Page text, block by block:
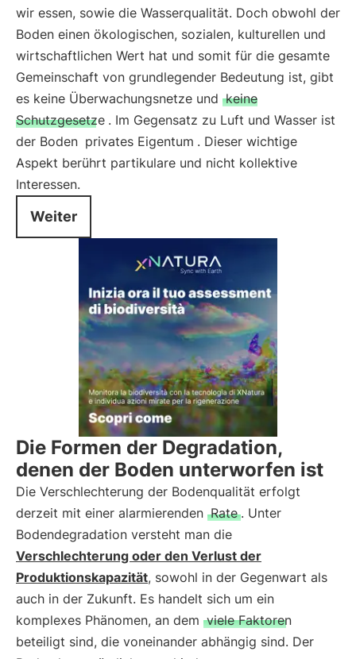
wir essen, sowie die Wasserqualität. Doch obwohl der
Boden einen ökologischen, sozialen, kulturellen und
wirtschaftlichen Wert hat und somit für die gesamte
Gemeinschaft von grundlegender Bedeutung ist, gibt
es keine Überwachungsnetze und keine
Schutzgesetze . Im Gegensatz zu Luft und Wasser ist
der Boden privates Eigentum . Dieser wichtige
Aspekt berührt partikulare und nicht kollektive
Interessen.
Weiter
Die Formen der Degradation,
denen der Boden unterworfen ist
Die Verschlechterung der Bodenqualität erfolgt
derzeit mit einer alarmierenden Rate . Unter
Bodendegradation versteht man die
Verschlechterung oder den Verlust der
Produktionskapazität, sowohl in der Gegenwart als
auch in der Zukunft. Es handelt sich um ein
komplexes Phänomen, an dem viele Faktoren
beteiligt sind, die voneinander abhängig sind. Der